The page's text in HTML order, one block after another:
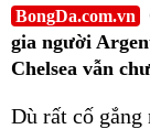
BongDa.com.vn
gia người
Chelsea vẫn
Dù rất cố